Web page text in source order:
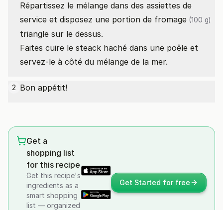
Répartissez le mélange dans des assiettes de
service et disposez une portion de fromage (100 g)
triangle sur le dessus.
Faites cuire le steack haché dans une poêle et
servez-le à côté du mélange de la mer.
2 Bon appétit!
Get a
shopping list
for this recipe
Get this recipe's
ingredients as a
smart shopping
list — organized
Get Started for free